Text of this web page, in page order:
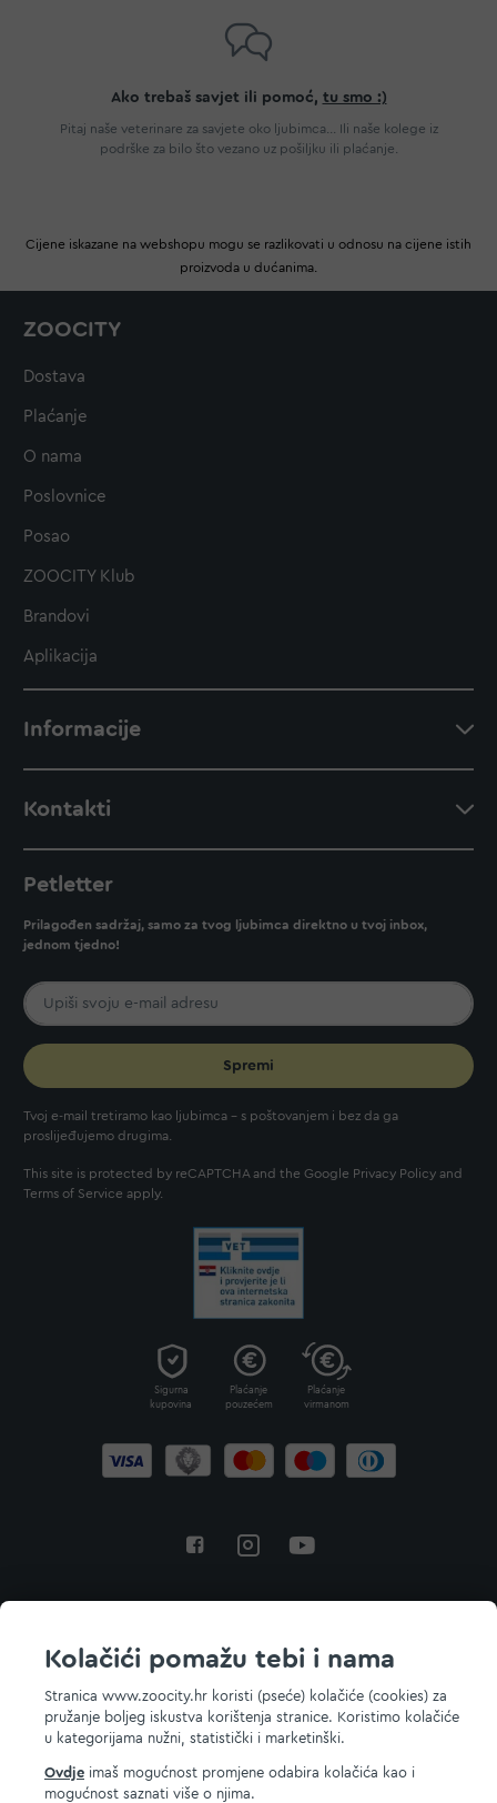
Kolačići pomažu tebi i nama
Stranica www.zoocity.hr koristi (pseće) kolačiće (cookies) za
pružanje boljeg iskustva korištenja stranice. Koristimo kolačiće
u kategorijama nužni, statistički i marketinški.
Ovdje imaš mogućnost promjene odabira kolačića kao i
mogućnost saznati više o njima.
Ako trebaš savjet ili pomoć, tu smo :)
Pitaj naše veterinare za savjete oko ljubimca... Ili naše kolege iz
podrške za bilo što vezano uz pošiljku ili plaćanje.
Cijene iskazane na webshopu mogu se razlikovati u odnosu na cijene istih
proizvoda u dućanima.
ZOOCITY
Dostava
Plaćanje
O nama
Poslovnice
Posao
ZOOCITY Klub
Brandovi
Aplikacija
Informacije
Kontakti
Petletter
Prilagođen sadržaj, samo za tvog ljubimca direktno u tvoj inbox,
jednom tjedno!
Spremi
Tvoj e-mail tretiramo kao ljubimca - s poštovanjem i bez da ga
proslijeđujemo drugima.
This site is protected by reCAPTCHA and the Google Privacy Policy and
Terms of Service apply.
Sigurna
kupovina
Plaćanje
pouzećem
Plaćanje
virmanom
© 2026 ZOOCITY. Sva prava zadržana.